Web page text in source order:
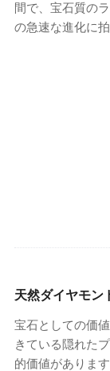
間で、宝石質の
の急速な進化に
天然ダイヤモン
宝石としての価
きている隠れた
的価値がありま